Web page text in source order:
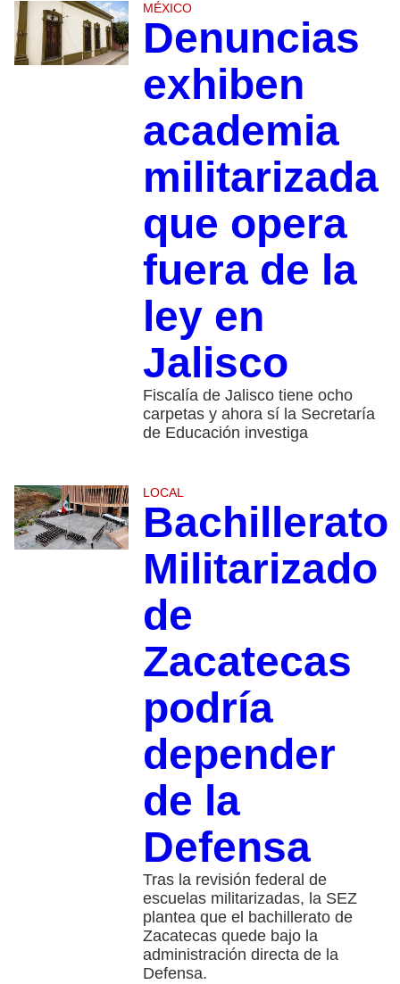
MÉXICO
Denuncias
exhiben
academia
militarizada
que opera
fuera de la
ley en
Jalisco
Fiscalía de Jalisco tiene ocho
carpetas y ahora sí la Secretaría
de Educación investiga
LOCAL
Bachillerato
Militarizado
de
Zacatecas
podría
depender
de la
Defensa
Tras la revisión federal de
escuelas militarizadas, la SEZ
plantea que el bachillerato de
Zacatecas quede bajo la
administración directa de la
Defensa.